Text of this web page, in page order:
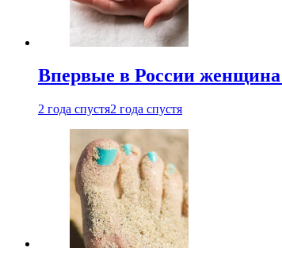
Впервые в России женщина
2 года спустя2 года спустя